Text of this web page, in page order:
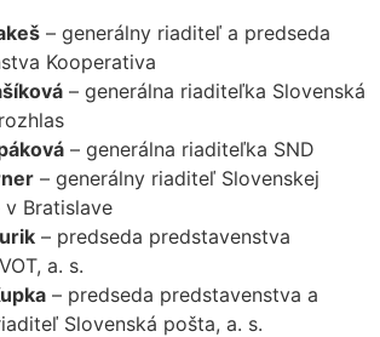
– generálny riaditeľ a predseda
Kooperativa
– generálna riaditeľka Slovenská
– generálna riaditeľka SND
– generálny riaditeľ Slovenskej
Bratislave
– predseda predstavenstva
a. s.
– predseda predstavenstva a
Slovenská pošta, a. s.